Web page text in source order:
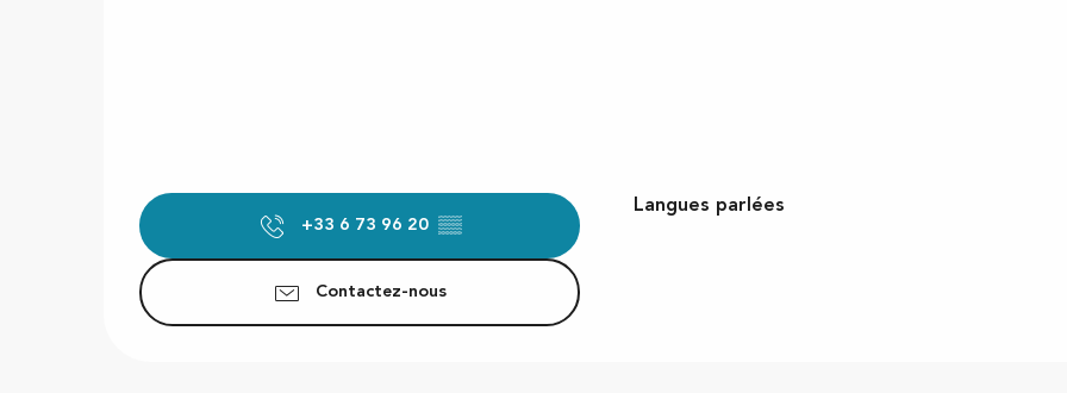
+33 6 73 96 20 ▒▒
Contactez-nous
Langues parlées
Langues parlées